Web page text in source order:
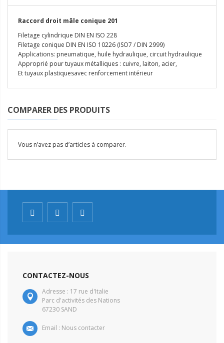
Raccord droit mâle conique 201
Filetage cylindrique DIN EN ISO 228
Filetage conique DIN EN ISO 10226 (ISO7 / DIN 2999)
Applications: pneumatique, huile hydraulique, circuit hydraulique
Approprié pour tuyaux métalliques : cuivre, laiton, acier,
Et tuyaux plastiquesavec renforcement intérieur
COMPARER DES PRODUITS
Vous n’avez pas d’articles à comparer.
CONTACTEZ-NOUS
Adresse : 17 rue d'Italie
Parc d'activités des Nations
67230 SAND
Email : Nous contacter